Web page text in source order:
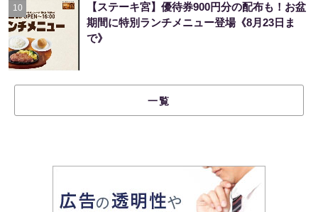
10
【ステーキ宮】優待券900円分の配布も！お盆
期間に特別ランチメニュー登場《8月23日ま
で》
一覧